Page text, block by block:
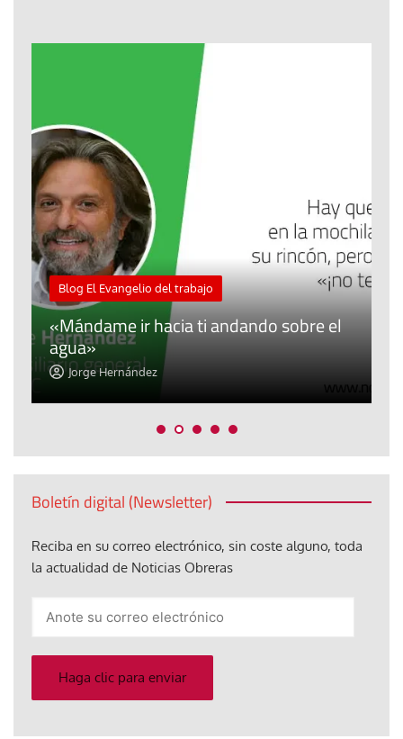
Blog El Evangelio del trabajo
«Mándame ir hacia ti andando sobre el
agua»
Jorge Hernández
Boletín digital (Newsletter)
Reciba en su correo electrónico, sin coste alguno, toda
la actualidad de Noticias Obreras
electrónico
Haga clic para enviar